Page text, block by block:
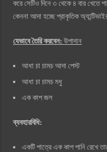
করে সেটিও দিনে ৩ থেকে ৪ বার খেতে
কেননা আদা হচ্ছে প্রাকৃতিক
যেভাবে তৈরি করবেন:উপাদান
আধা চা চামচ আদা পেস্ট
আধা চা চামচ মধু
এক কাপ জল
ব্যবহারবিধি:
একটি পাত্রে এক কাপ পানি রেখে